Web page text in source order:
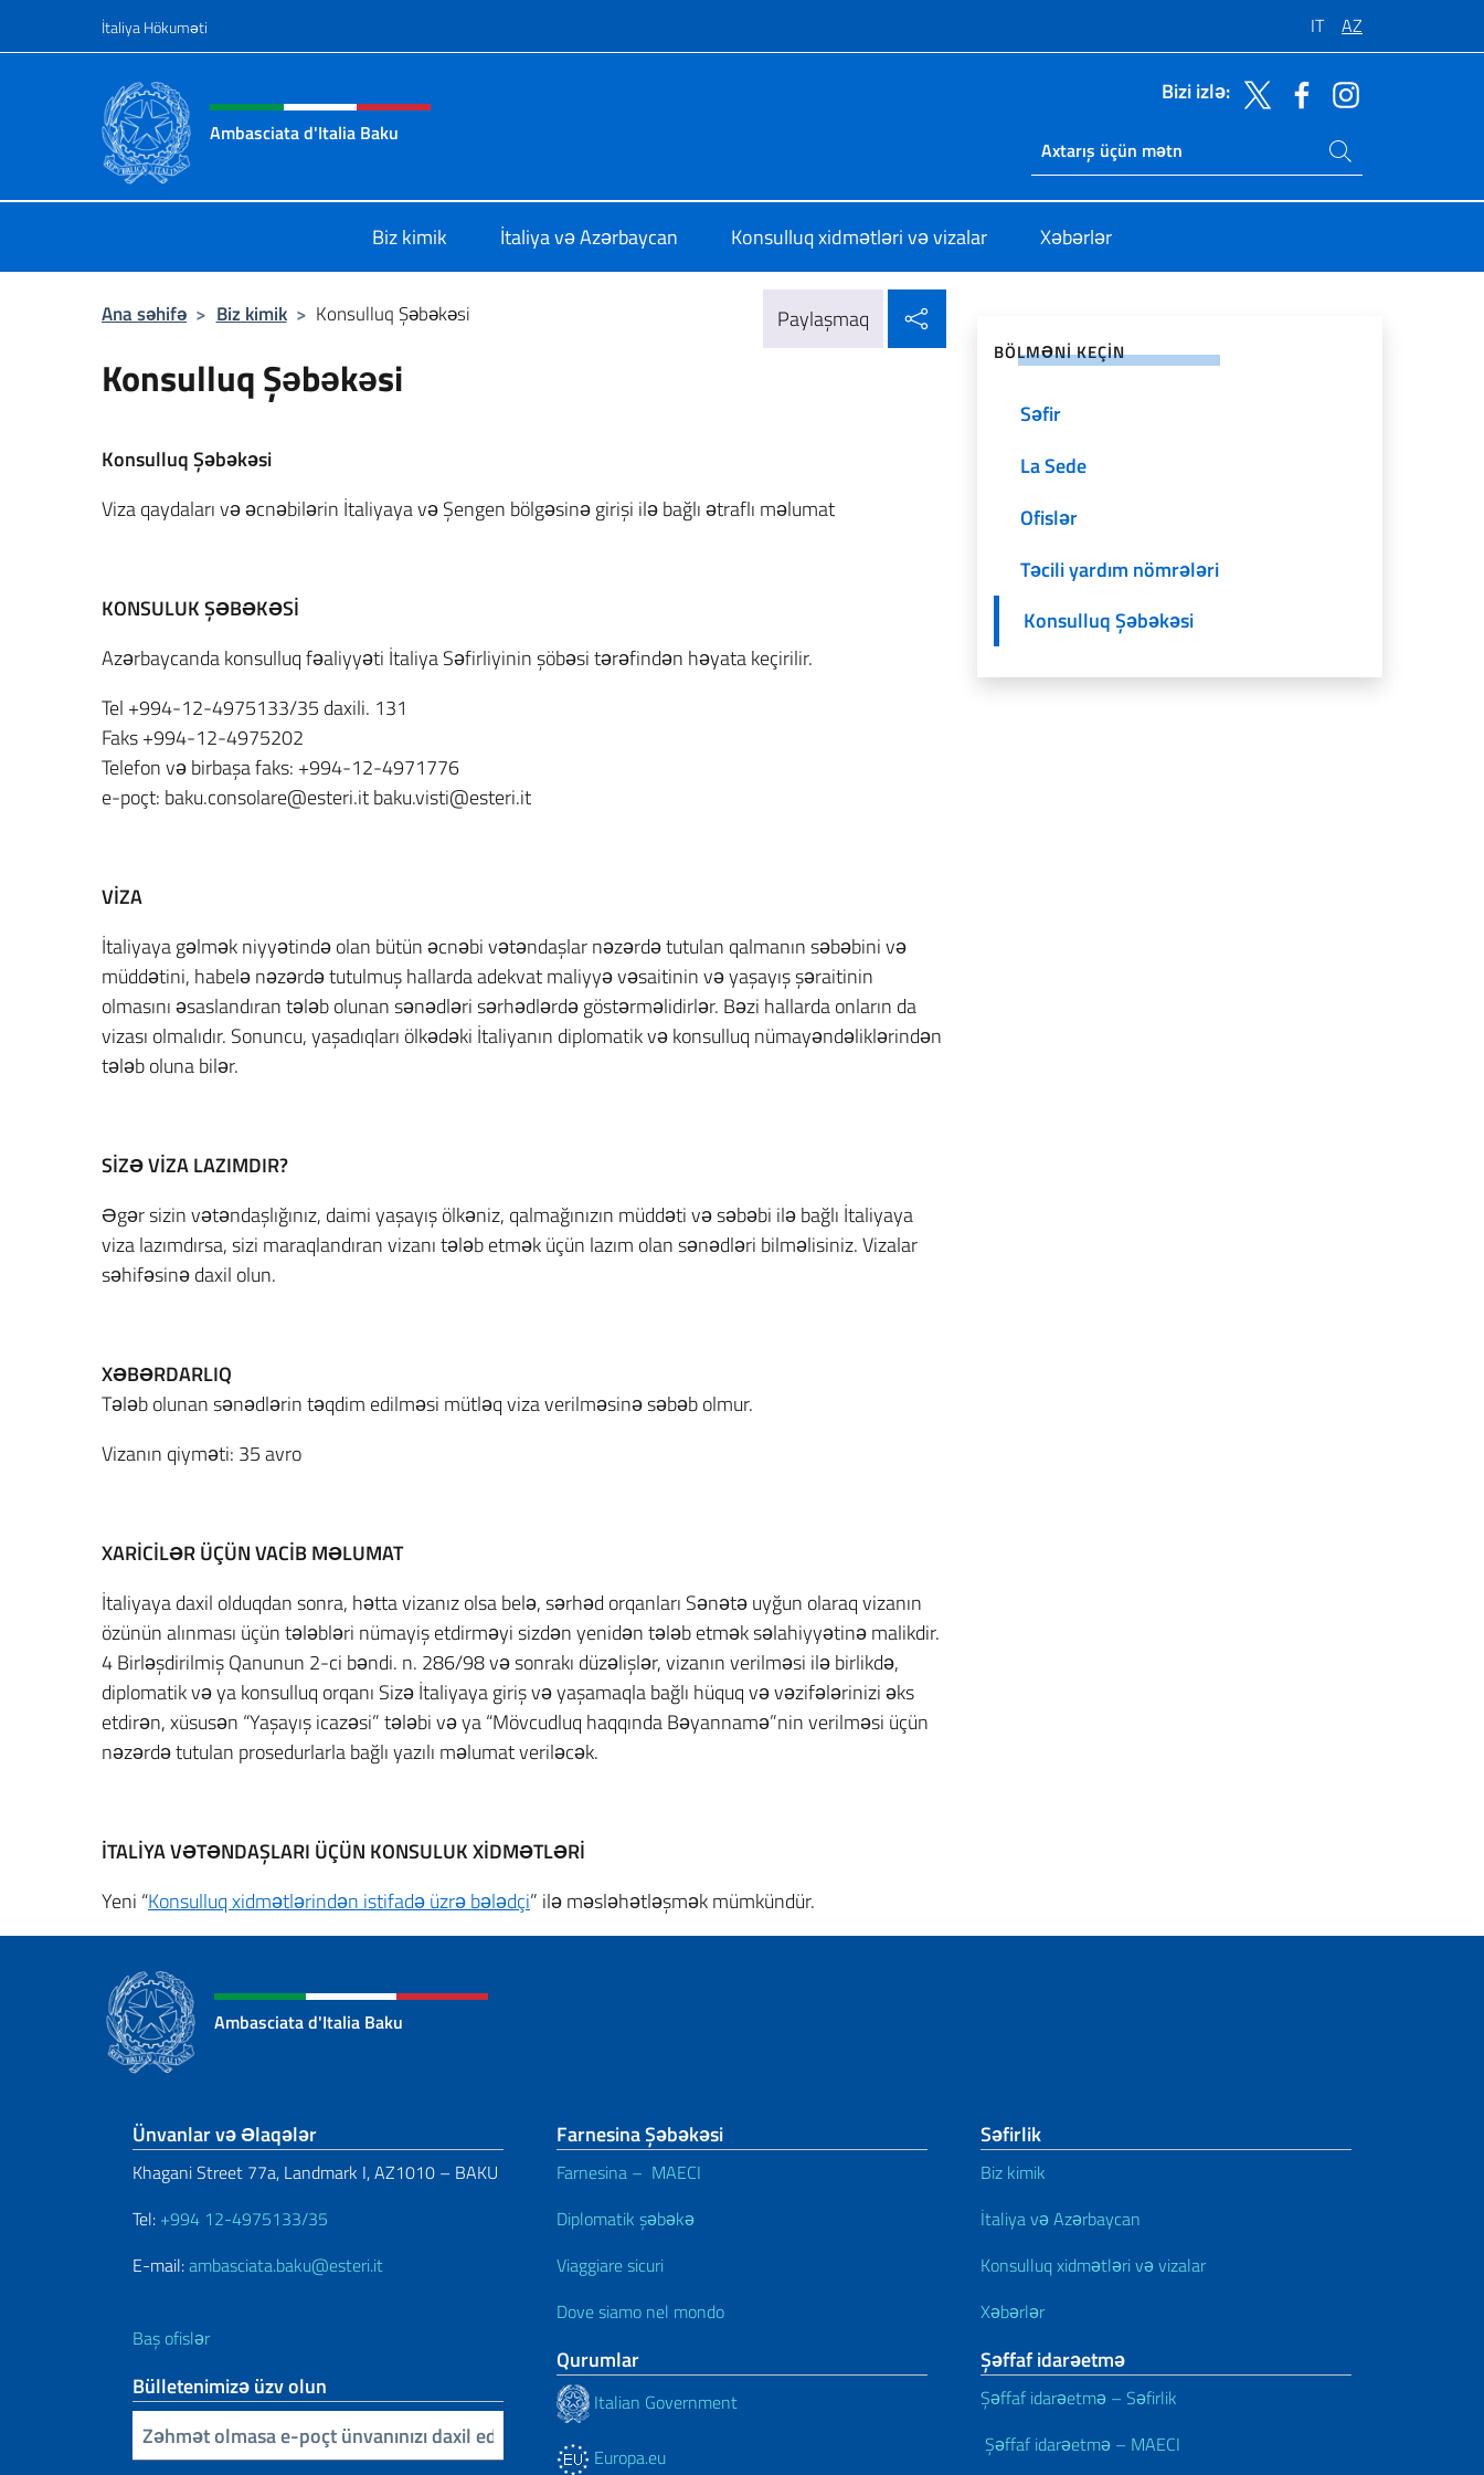
Məzmuna keçinİtaliya Hökuməti IT AZ
Header, social and menu of site
Ambasciata d'Italia Baku
Bizi izlə:
Ricerca sito live
Saytda axtarış
Biz kimik İtaliya və Azərbaycan Konsulluq xidmətləri və vizalar Xəbərlər
Ana səhifə > Biz kimik > Konsulluq Şəbəkəsi Paylaşmaq
Konsulluq Şəbəkəsi
Konsulluq Şəbəkəsi
Viza qaydaları və əcnəbilərin İtaliyaya və Şengen bölgəsinə girişi ilə bağlı ətraflı məlumat
KONSULUK ŞƏBƏKƏSİ
Azərbaycanda konsulluq fəaliyyəti İtaliya Səfirliyinin şöbəsi tərəfindən həyata keçirilir.
Tel +994-12-4975133/35 daxili. 131
Faks +994-12-4975202
Telefon və birbaşa faks: +994-12-4971776
e-poçt: baku.consolare@esteri.it baku.visti@esteri.it
VİZA
İtaliyaya gəlmək niyyətində olan bütün əcnəbi vətəndaşlar nəzərdə tutulan qalmanın səbəbini və
müddətini, habelə nəzərdə tutulmuş hallarda adekvat maliyyə vəsaitinin və yaşayış şəraitinin
olmasını əsaslandıran tələb olunan sənədləri sərhədlərdə göstərməlidirlər. Bəzi hallarda onların da
vizası olmalıdır. Sonuncu, yaşadıqları ölkədəki İtaliyanın diplomatik və konsulluq nümayəndəliklərindən
tələb oluna bilər.
SİZƏ VİZA LAZIMDIR?
Əgər sizin vətəndaşlığınız, daimi yaşayış ölkəniz, qalmağınızın müddəti və səbəbi ilə bağlı İtaliyaya
viza lazımdırsa, sizi maraqlandıran vizanı tələb etmək üçün lazım olan sənədləri bilməlisiniz. Vizalar
səhifəsinə daxil olun.
XƏBƏRDARLIQ
Tələb olunan sənədlərin təqdim edilməsi mütləq viza verilməsinə səbəb olmur.
Vizanın qiyməti: 35 avro
XARİCİLƏR ÜÇÜN VACİB MƏLUMAT
İtaliyaya daxil olduqdan sonra, hətta vizanız olsa belə, sərhəd orqanları Sənətə uyğun olaraq vizanın
özünün alınması üçün tələbləri nümayiş etdirməyi sizdən yenidən tələb etmək səlahiyyətinə malikdir.
4 Birləşdirilmiş Qanunun 2-ci bəndi. n. 286/98 və sonrakı düzəlişlər, vizanın verilməsi ilə birlikdə,
diplomatik və ya konsulluq orqanı Sizə İtaliyaya giriş və yaşamaqla bağlı hüquq və vəzifələrinizi əks
etdirən, xüsusən “Yaşayış icazəsi” tələbi və ya “Mövcudluq haqqında Bəyannamə”nin verilməsi üçün
nəzərdə tutulan prosedurlarla bağlı yazılı məlumat veriləcək.
İTALİYA VƏTƏNDAŞLARI ÜÇÜN KONSULUK XİDMƏTLƏRİ
Yeni “Konsulluq xidmətlərindən istifadə üzrə bələdçi” ilə məsləhətləşmək mümkündür.
BÖLMƏNI KEÇIN
Səfir
La Sede
Ofislər
Təcili yardım nömrələri
Konsulluq Şəbəkəsi
Ambasciata d'Italia Baku
Footer section
Ünvanlar və Əlaqələr
Khagani Street 77a, Landmark I, AZ1010 – BAKU
Tel: +994 12-4975133/35
E-mail:ambasciata.baku@esteri.it
Baş ofislər
Bülletenimizə üzv olun
E-poçtunuzu daxil edin
Farnesina Şəbəkəsi
Farnesina – MAECI
Diplomatik şəbəkə
Viaggiare sicuri
Dove siamo nel mondo
Qurumlar
Italian Government
Europa.eu
Səfirlik
Biz kimik
İtaliya və Azərbaycan
Konsulluq xidmətləri və vizalar
Xəbərlər
Şəffaf idarəetmə
Şəffaf idarəetmə – Səfirlik
Şəffaf idarəetmə – MAECI